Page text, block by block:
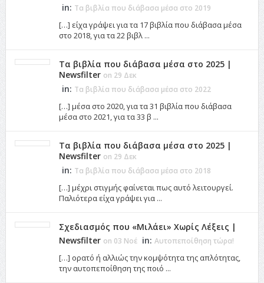
in: Τα βιβλία που διάβασα μέσα στο 2019
[…] είχα γράψει για τα 17 βιβλία που διάβασα μέσα
στο 2018, για τα 22 βιβλ ...
Τα βιβλία που διάβασα μέσα στο 2025 |
Newsfilter on 29 Δεκ
in: Τα βιβλία που διάβασα μέσα στο 2022
[…] μέσα στο 2020, για τα 31 βιβλία που διάβασα
μέσα στο 2021, για τα 33 β ...
Τα βιβλία που διάβασα μέσα στο 2025 |
Newsfilter on 29 Δεκ
in: Τα βιβλία που διάβασα μέσα στο 2018
[…] μέχρι στιγμής φαίνεται πως αυτό λειτουργεί.
Παλιότερα είχα γράψει για ...
Σχεδιασμός που «Μιλάει» Χωρίς Λέξεις |
Newsfilter on 03 Νοέ in: Αυτοπεποίθηση τώρα!
[…] ορατό ή αλλιώς την κομψότητα της απλότητας,
την αυτοπεποίθηση της ποιό ...